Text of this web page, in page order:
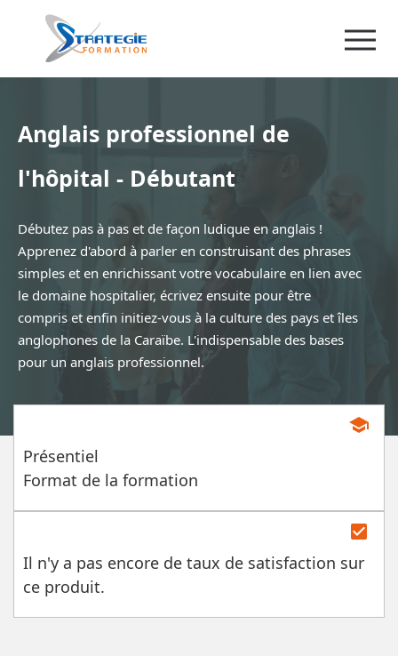
Anglais professionnel de
l'hôpital - Débutant
Débutez pas à pas et de façon ludique en anglais !
Apprenez d'abord à parler en construisant des phrases
simples et en enrichissant votre vocabulaire en lien avec
le domaine hospitalier, écrivez ensuite pour être
compris et enfin initiez-vous à la culture des pays et îles
anglophones de la Caraïbe. L'indispensable des bases
pour un anglais professionnel.
Présentiel
Format de la formation
school
Il n'y a pas encore de taux de satisfaction sur
ce produit.
check_box